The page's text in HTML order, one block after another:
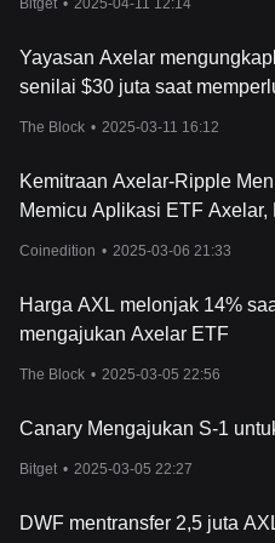
berkelanjutan bagi jaringan
kepentingan untuk
parameter atau peningkatan
jaringan.
Axelar berdiri sebagai garda
menjanjikan untuk
menjembatani kesenjangan
membuatnya lebih aman,
Dengan mendorong transaksi
memungkinkan pengembangan
blockchain. Selain itu, dengan
teknologi blockchain yang lebih
dan kohesif.
Bitget • 2025-04-11 12:14
Yayasan Axelar
senilai $30 juta saat
The Block • 2025-03-11 16:12
Kemitraan Axelar-Ripple
Memicu Aplikasi ETF
Coinedition • 2025-03-06 21:33
Harga AXL melonjak 14%
mengajukan Axelar ETF
The Block • 2025-03-05 22:56
Canary Mengajukan S-1
Bitget • 2025-03-05 22:27
DWF mentransfer 2,5 juta